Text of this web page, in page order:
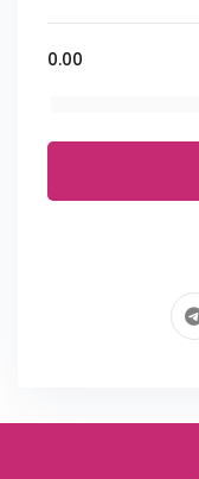
0.00